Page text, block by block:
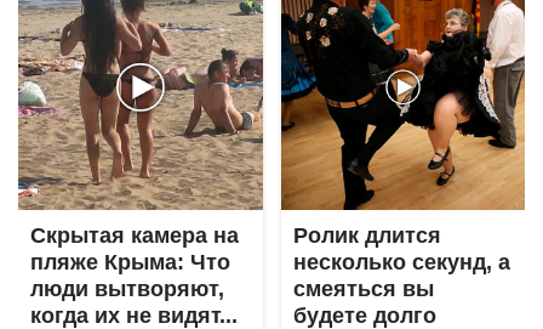
Скрытая камера на
пляже Крыма: Что
люди вытворяют,
когда их не видят...
Ролик длится
несколько секунд, а
смеяться вы
будете долго